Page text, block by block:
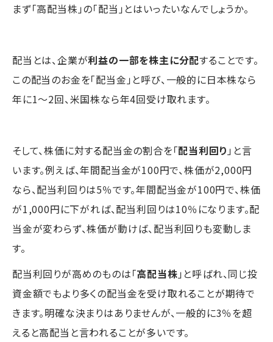
まず「高配当株」の「配当」とはいったいなんでしょうか。
配当とは、企業が利益の一部を株主に分配することです。
この配当のお金を「配当金」と呼び、一般的に日本株なら
年に1～2回、米国株なら年4回受け取れます。
そして、株価に対する配当金の割合を「配当利回り 」と言
います。例えば、年間配当金が100円で、株価が2,000円
なら、配当利回りは5％です。年間配当金が100円で、株価
が1,000円に下がれば、配当利回りは10％になります。配
当金が変わらず、株価が動けば、配当利回りも変動しま
す。
配当利回りが高めのものは「高配当株 」と呼ばれ、同じ投
資金額でもより多くの配当金を受け取れることが期待で
きます。明確な決まりはありませんが、一般的に3％を超
えると高配当と言われることが多いです。